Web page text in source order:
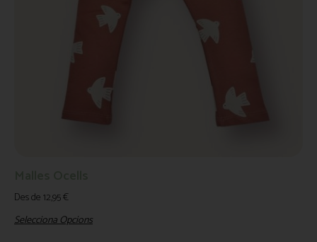
Des de12,95€
Selecciona Opcions